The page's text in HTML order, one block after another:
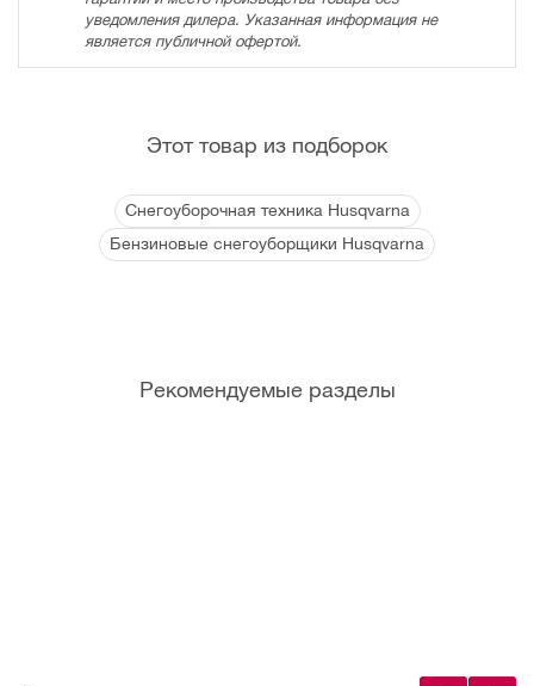
уведомления дилера. Указанная информация не
является публичной офертой.
Этот товар из подборок
Снегоуборочная техника Husqvarna
Бензиновые снегоуборщики Husqvarna
Рекомендуемые разделы